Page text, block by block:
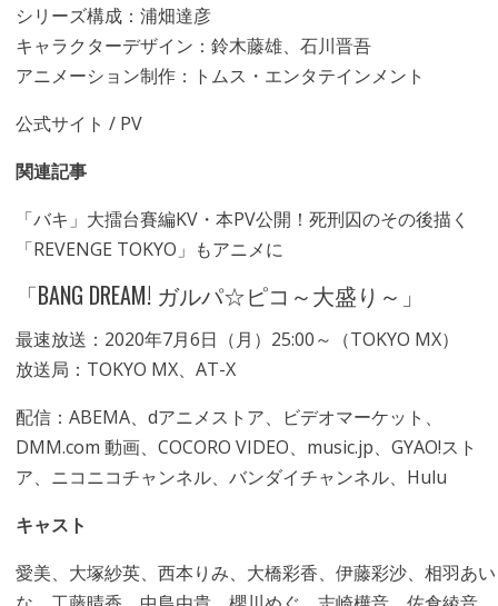
シリーズ構成：浦畑達彦
キャラクターデザイン：鈴木藤雄、石川晋吾
アニメーション制作：トムス・エンタテインメント
公式サイト / PV
関連記事
「バキ」大擂台賽編KV・本PV公開！死刑囚のその後描く
「REVENGE TOKYO」もアニメに
「BANG DREAM! ガルパ☆ピコ～大盛り～」
最速放送：2020年7月6日（月）25:00～（TOKYO MX）
放送局：TOKYO MX、AT-X
配信：ABEMA、dアニメストア、ビデオマーケット、
DMM.com 動画、COCORO VIDEO、music.jp、GYAO!スト
ア、ニコニコチャンネル、バンダイチャンネル、Hulu
キャスト
愛美、大塚紗英、西本りみ、大橋彩香、伊藤彩沙、相羽あい